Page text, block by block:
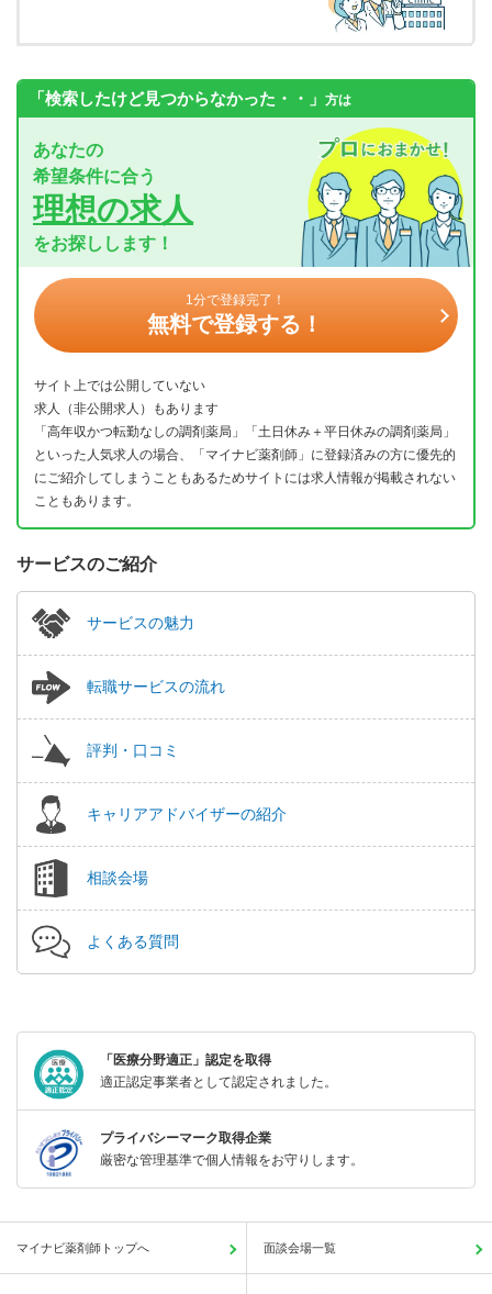
「検索したけど見つからなかった・・」 方は
あなたの
希望条件に合う
理想の求人
をお探しします！
1分で登録完了！
無料で登録する！
サイト上では公開していない
求人（非公開求人）もあります
「高年収かつ転勤なしの調剤薬局」「土日休み＋平日休みの調剤薬局」
といった人気求人の場合、「マイナビ薬剤師」に登録済みの方に優先的
にご紹介してしまうこともあるためサイトには求人情報が掲載されない
こともあります。
サービスのご紹介
サービスの魅力
転職サービスの流れ
評判・口コミ
キャリアアドバイザーの紹介
相談会場
よくある質問
「医療分野適正」認定を取得
適正認定事業者として認定されました。
プライバシーマーク取得企業
厳密な管理基準で個人情報をお守りします。
マイナビ薬剤師トップへ 面談会場一覧